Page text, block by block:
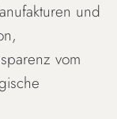
und
vom